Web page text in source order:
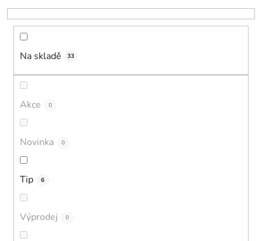
k
t
Na skladě 33
Akce 0
Novinka 0
Tip 6
Výprodej 0